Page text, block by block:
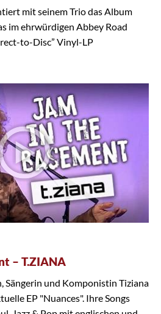
mit seinem Trio das Album
im ehrwürdigen Abbey Road
to-Disc” Vinyl-LP
– T.ZIANA
Sängerin und Komponistin Tiziana
EP "Nuances". Ihre Songs